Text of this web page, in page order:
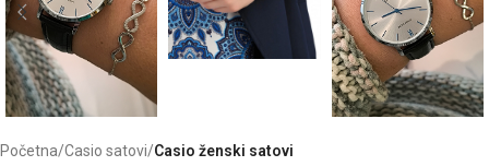
Početna Casio satovi Casio ženski satovi